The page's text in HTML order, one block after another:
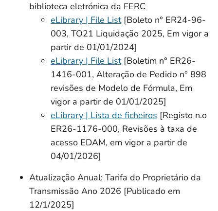
biblioteca eletrónica da FERC
eLibrary | File List[Boleto n° ER24-96-
003, TO21 Liquidação 2025, Em vigor a
partir de 01/01/2024]
eLibrary | File List[Boletim n° ER26-
1416-001, Alteração de Pedido n° 898
revisões de Modelo de Fórmula, Em
vigor a partir de 01/01/2025]
eLibrary | Lista de ficheiros [Registo n.o
ER26-1176-000, Revisões à taxa de
acesso EDAM, em vigor a partir de
04/01/2026]
Atualização Anual: Tarifa do Proprietário da
Transmissão Ano 2026 [Publicado em
12/1/2025]